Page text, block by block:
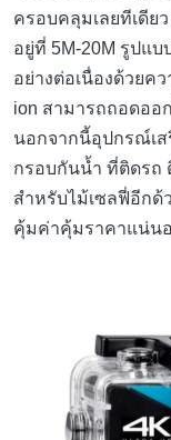
ครอบคลุมเลยทีเดีย
อยู่ที่ 5M-20M รูปแ
อย่างต่อเนื่องด้วยค
ion สามารถถอดออ
นอกจากนี้อุปกรณ์เ
กรอบกันน้ำ ที่ติดรถ
สำหรับไม้เซลฟี่อีกด้
คุ้มค่าคุ้มราคาแน่น